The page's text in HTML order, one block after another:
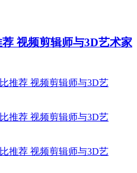
视频剪辑师与3D艺术家